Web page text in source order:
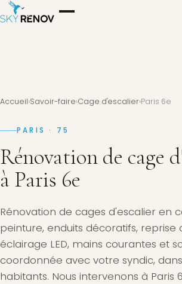
Accueil›Savoir-faire›Cage d'escalier›Paris 6e
PARIS · 75
Rénovation de cage
à Paris 6e
Rénovation de cages d'escalier en
peinture, enduits décoratifs, reprise
éclairage LED, mains courantes et
coordonnée avec votre syndic,
habitants. Nous intervenons à Paris